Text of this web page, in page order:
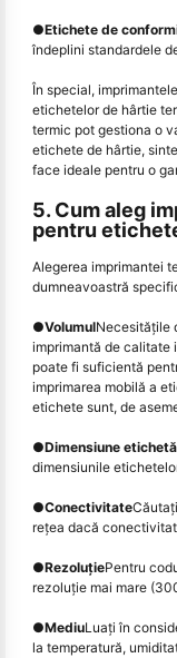
●Etichete de
îndeplini standardele
În special,
etichetelor de hârtie
termic pot gestiona o
etichete de hârtie,
face ideale pentru o
5. Cum aleg
pentru
Alegerea imprimantei
dumneavoastră
●VolumulNecesităţile
imprimantă de calitate
poate fi suficientă
imprimarea mobilă a
etichete sunt, de
●Dimensiune etichetă
dimensiunile
●Conectivitate
reţea dacă
●RezoluțiePentru
rezoluție mai mare
●MediuLuaţi în
la temperatură,